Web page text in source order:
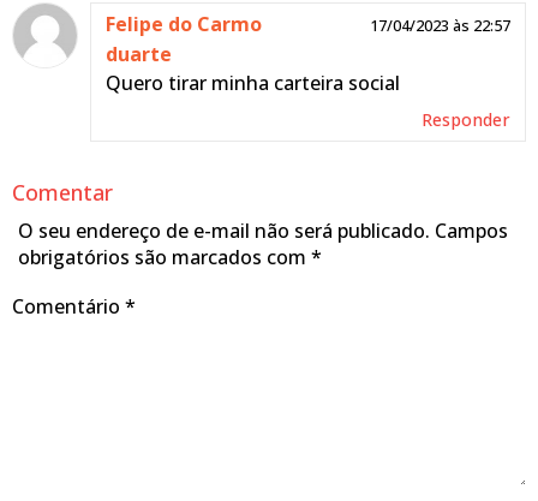
Felipe do Carmo
duarte
17/04/2023 às 22:57
Quero tirar minha carteira social
Responder
Comentar
O seu endereço de e-mail não será publicado. Campos
obrigatórios são marcados com *
Comentário *